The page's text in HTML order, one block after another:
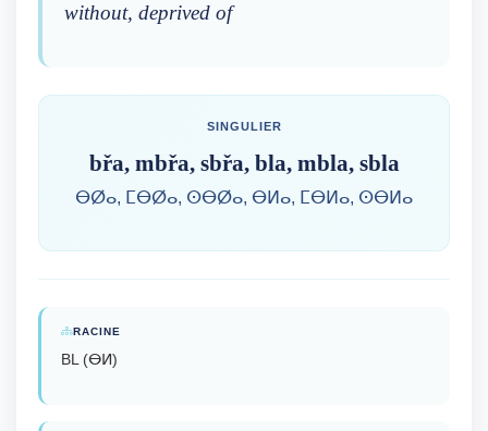
without, deprived of
SINGULIER
břa, mbřa, sbřa, bla, mbla, sbla
ⴱⵁⴰ, ⵎⴱⵁⴰ, ⵙⴱⵁⴰ, ⴱⵍⴰ, ⵎⴱⵍⴰ, ⵙⴱⵍⴰ
RACINE
BL (ⴱⵍ)